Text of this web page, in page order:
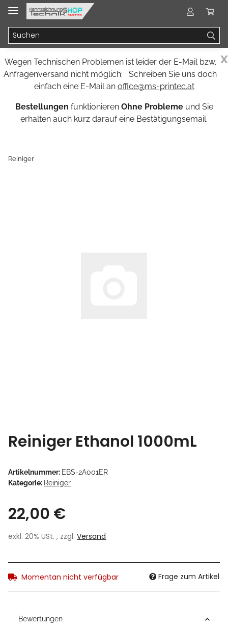
x
Wegen Technischen Problemen ist leider der E-Mail bzw.
Anfragenversand nicht möglich: Schreiben Sie uns doch
einfach eine E-Mail an office@ms-printec.at
Bestellungen funktionieren Ohne Problemeund Sie
erhalten auch kurz darauf eine Bestätigungsemail.
Reiniger
Reiniger Ethanol 1000mL
Artikelnummer: EBS-2A001ER
Kategorie: Reiniger
22,00 €
exkl. 20% USt. , zzgl. Versand
Momentan nicht verfügbar Frage zum Artikel
Bewertungen